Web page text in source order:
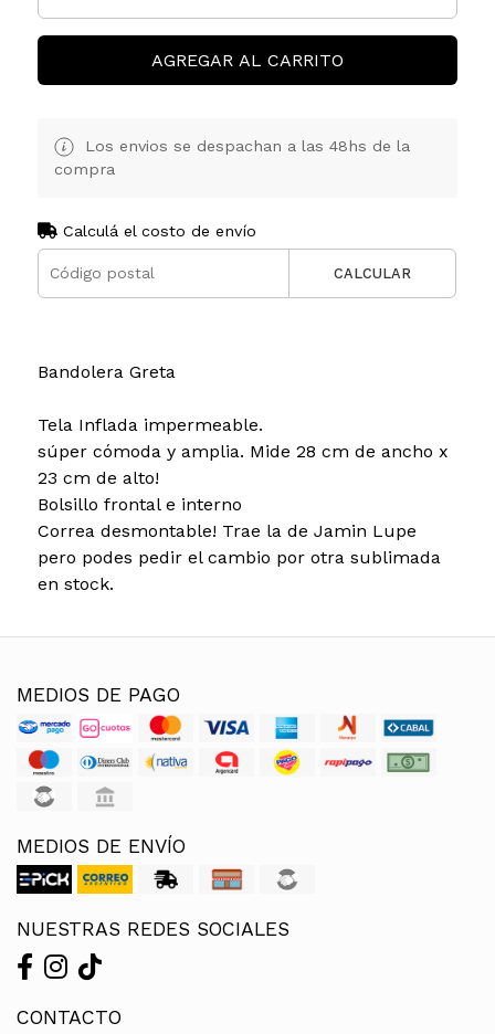
AGREGAR AL CARRITO
Los envios se despachan a las 48hs de la
compra
Calculá el costo de envío
CALCULAR
Bandolera Greta
Tela Inflada impermeable.
súper cómoda y amplia. Mide 28 cm de ancho x
23 cm de alto!
Bolsillo frontal e interno
Correa desmontable! Trae la de Jamin Lupe
pero podes pedir el cambio por otra sublimada
en stock.
MEDIOS DE PAGO
MEDIOS DE ENVÍO
NUESTRAS REDES SOCIALES
CONTACTO